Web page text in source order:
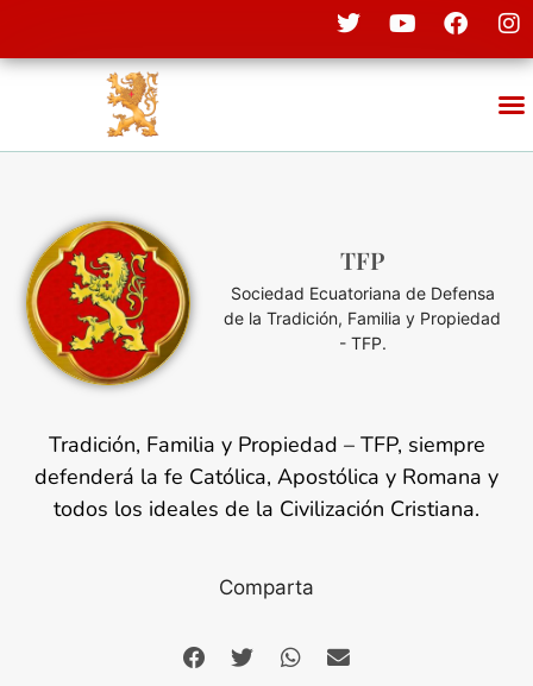
TFP
Sociedad Ecuatoriana de Defensa
de la Tradición, Familia y Propiedad
- TFP.
Tradición, Familia y Propiedad – TFP, siempre
defenderá la fe Católica, Apostólica y Romana y
todos los ideales de la Civilización Cristiana.
Comparta